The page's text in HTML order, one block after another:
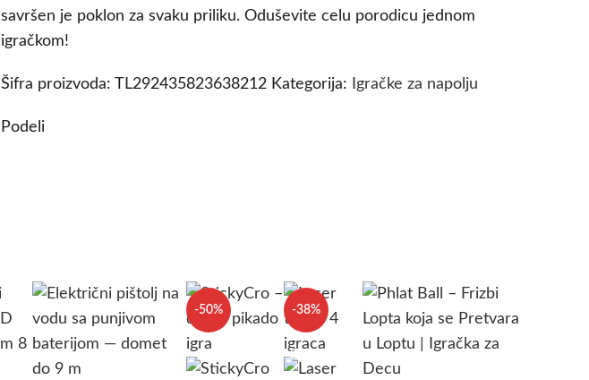
savršen je poklon za svaku priliku. Oduševite celu porodicu jednom
igračkom!
Šifra proizvoda: TL292435823638212 Kategorija: Igračke za napolju
Podeli
-50% -38%
SOLD OUT